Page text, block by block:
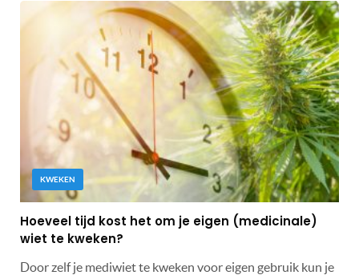
KWEKEN
Hoeveel tijd kost het om je eigen (medicinale)
wiet te kweken?
Door zelf je mediwiet te kweken voor eigen gebruik kun je